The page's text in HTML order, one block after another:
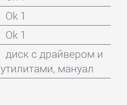
Ok 1
Ok 1
диск с драйвером и
утилитами, мануал